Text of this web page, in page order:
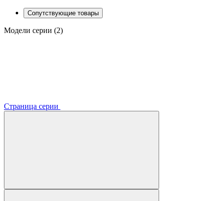
Сопутствующие товары
Модели серии (2)
Страница серии